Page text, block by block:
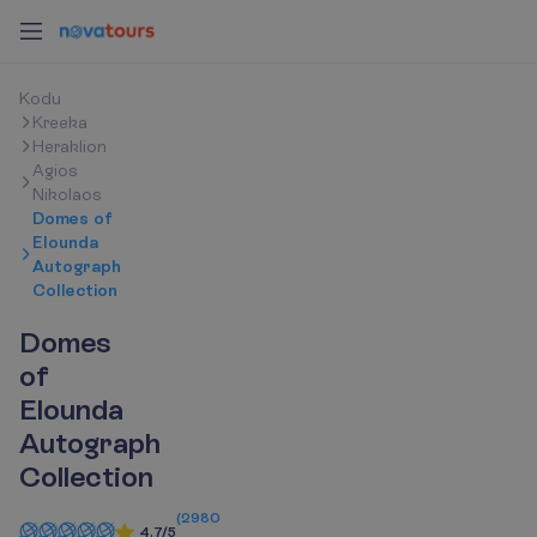
Kodu
Kreeka
Heraklion
Agios
Nikolaos
Domes of
Elounda
Autograph
Collection
Domes
of
Elounda
Autograph
Collection
4.7/5
(2980